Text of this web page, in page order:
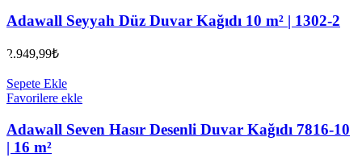
Adawall Seyyah Düz Duvar Kağıdı 10 m² | 1302-2
2.949,99₺
Sepete Ekle
Favorilere ekle
Adawall Seven Hasır Desenli Duvar Kağıdı 7816-10
| 16 m²